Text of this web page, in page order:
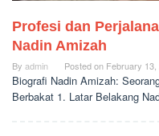
Profesi dan
Nadin Amizah
By admin Posted on February 13,
Biografi Nadin Amizah:
Berbakat 1. Latar Belakang